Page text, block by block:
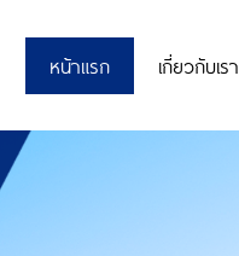
หน้าแรก เกี่ยวกับเรา